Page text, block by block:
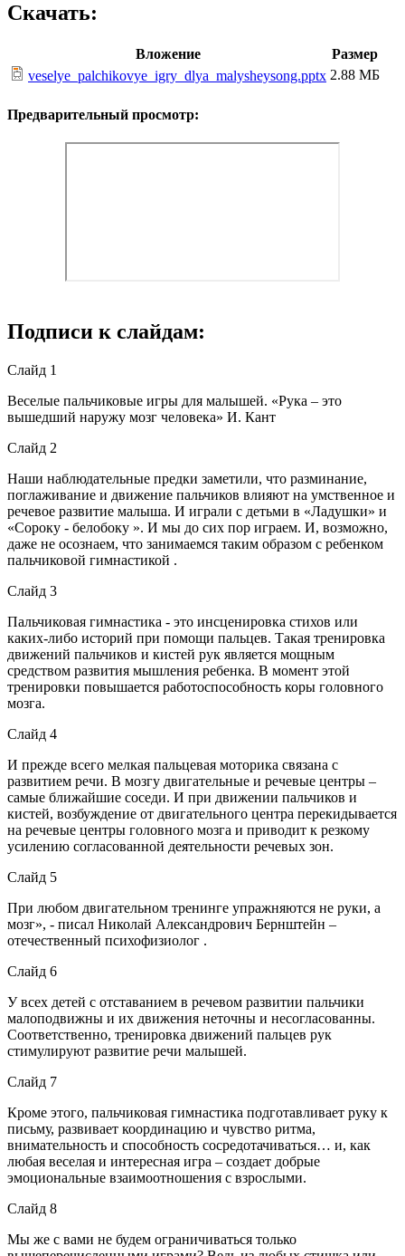
Скачать:
Вложение
Размер
veselye_palchikovye_igry_dlya_malysheysong.pptx 2.88 МБ
Предварительный просмотр:
Подписи к слайдам:
Слайд 1
Веселые пальчиковые игры для малышей. «Рука – это
вышедший наружу мозг человека» И. Кант
Слайд 2
Наши наблюдательные предки заметили, что разминание,
поглаживание и движение пальчиков влияют на умственное и
речевое развитие малыша. И играли с детьми в «Ладушки» и
«Сороку - белобоку ». И мы до сих пор играем. И, возможно,
даже не осознаем, что занимаемся таким образом с ребенком
пальчиковой гимнастикой .
Слайд 3
Пальчиковая гимнастика - это инсценировка стихов или
каких-либо историй при помощи пальцев. Такая тренировка
движений пальчиков и кистей рук является мощным
средством развития мышления ребенка. В момент этой
тренировки повышается работоспособность коры головного
мозга.
Слайд 4
И прежде всего мелкая пальцевая моторика связана с
развитием речи. В мозгу двигательные и речевые центры –
самые ближайшие соседи. И при движении пальчиков и
кистей, возбуждение от двигательного центра перекидывается
на речевые центры головного мозга и приводит к резкому
усилению согласованной деятельности речевых зон.
Слайд 5
При любом двигательном тренинге упражняются не руки, а
мозг», - писал Николай Александрович Бернштейн –
отечественный психофизиолог .
Слайд 6
У всех детей с отставанием в речевом развитии пальчики
малоподвижны и их движения неточны и несогласованны.
Соответственно, тренировка движений пальцев рук
стимулируют развитие речи малышей.
Слайд 7
Кроме этого, пальчиковая гимнастика подготавливает руку к
письму, развивает координацию и чувство ритма,
внимательность и способность сосредотачиваться… и, как
любая веселая и интересная игра – создает добрые
эмоциональные взаимоотношения с взрослыми.
Слайд 8
Мы же с вами не будем ограничиваться только